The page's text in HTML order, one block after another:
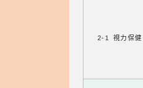
2-1 視力保健